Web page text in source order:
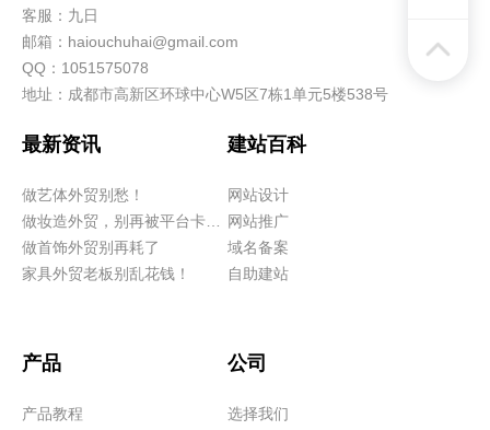
客服：九日
邮箱：haiouchuhai@gmail.com
QQ：1051575078
地址：成都市高新区环球中心W5区7栋1单元5楼538号
最新资讯
做艺体外贸别愁！
做首饰外贸别再耗了
家具外贸老板别乱花钱！
建站百科
网站设计
网站推广
域名备案
自助建站
产品
产品教程
公司
选择我们